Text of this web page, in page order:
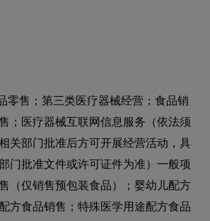
零售；第三类医疗器械经营；食品销
；医疗器械互联网信息服务（依法须
关部门批准后方可开展经营活动，具
门批准文件或许可证件为准）一般项
（仅销售预包装食品）；婴幼儿配方
方食品销售；特殊医学用途配方食品